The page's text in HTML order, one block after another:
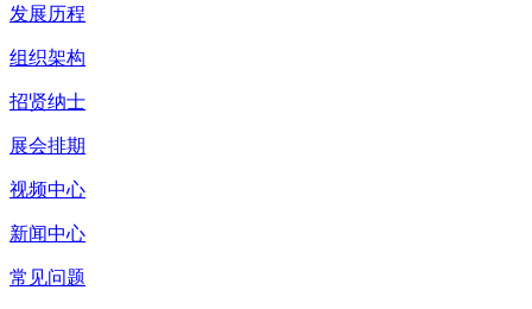
发展历程
组织架构
招贤纳士
展会排期
视频中心
新闻中心
常见问题